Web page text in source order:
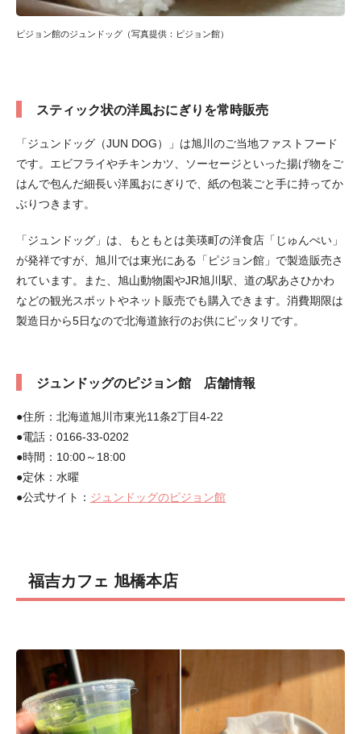
ピジョン館のジュンドッグ（写真提供：ピジョン館）
スティック状の洋風おにぎりを常時販売
「ジュンドッグ（JUN DOG）」は旭川のご当地ファストフード
です。エビフライやチキンカツ、ソーセージといった揚げ物をご
はんで包んだ細長い洋風おにぎりで、紙の包装ごと手に持ってか
ぶりつきます。
「ジュンドッグ」は、もともとは美瑛町の洋食店「じゅんぺい」
が発祥ですが、旭川では東光にある「ピジョン館」で製造販売さ
れています。また、旭山動物園やJR旭川駅、道の駅あさひかわ
などの観光スポットやネット販売でも購入できます。消費期限は
製造日から5日なので北海道旅行のお供にピッタリです。
ジュンドッグのピジョン館 店舗情報
●住所：北海道旭川市東光11条2丁目4-22
●電話：0166-33-0202
●時間：10:00～18:00
●定休：水曜
●公式サイト： ジュンドッグのピジョン館
福吉カフェ 旭橋本店